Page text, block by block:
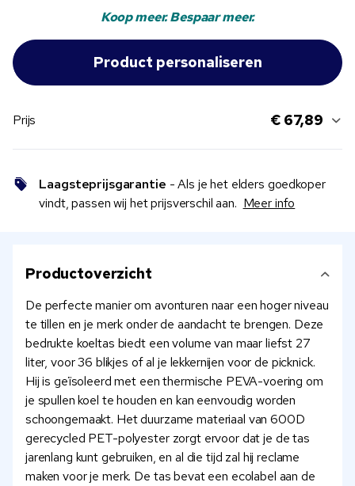
Koop meer. Bespaar meer.
Prijs € 67,89
Laagsteprijsgarantie - Als je het elders goedkoper
vindt, passen wij het prijsverschil aan. Meer info
Productoverzicht
De perfecte manier om avonturen naar een hoger niveau
te tillen en je merk onder de aandacht te brengen. Deze
bedrukte koeltas biedt een volume van maar liefst 27
liter, voor 36 blikjes of al je lekkernijen voor de picknick.
Hij is geïsoleerd met een thermische PEVA-voering om
je spullen koel te houden en kan eenvoudig worden
schoongemaakt. Het duurzame materiaal van 600D
gerecycled PET-polyester zorgt ervoor dat je de tas
jarenlang kunt gebruiken, en al die tijd zal hij reclame
maken voor je merk. De tas bevat een ecolabel aan de